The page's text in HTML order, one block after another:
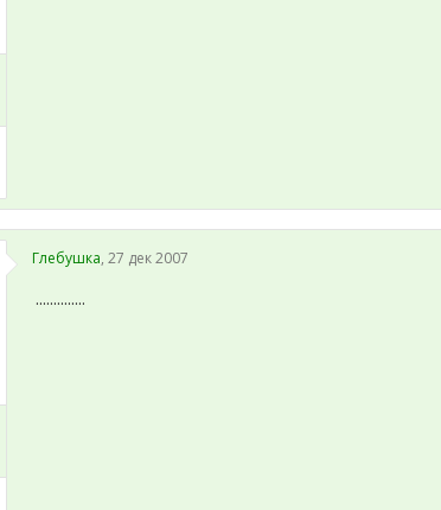
Глебушка, 27 дек 2007
..............